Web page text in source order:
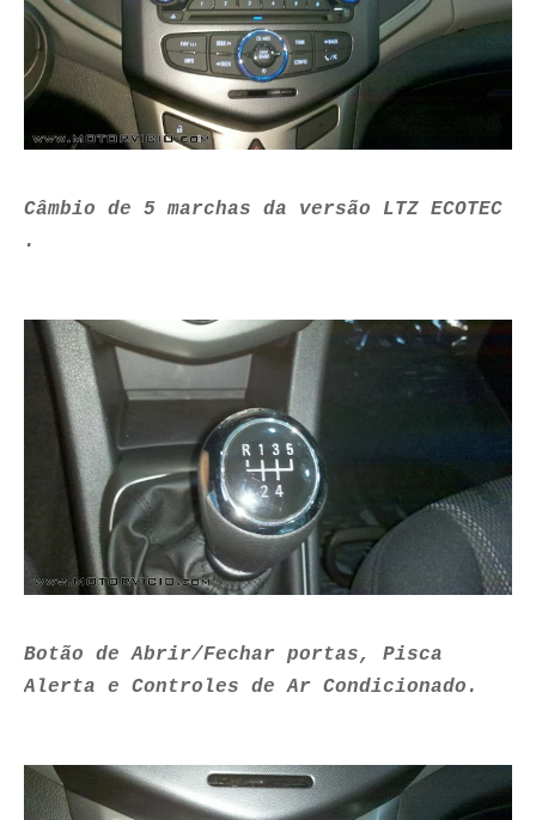
Câmbio de 5 marchas da versão LTZ ECOTEC
.
Botão de Abrir/Fechar portas, Pisca
Alerta e Controles de Ar Condicionado.